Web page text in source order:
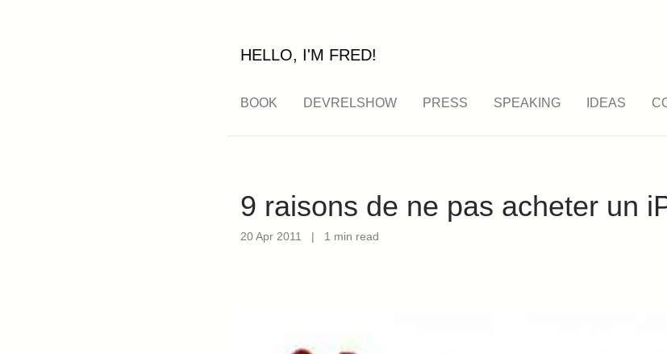
HELLO, I'M FRED!
BOOK DEVRELSHOW PRESS SPEAKING IDEAS
9 raisons de ne pas acheter un
20 Apr 2011 | 1 min read